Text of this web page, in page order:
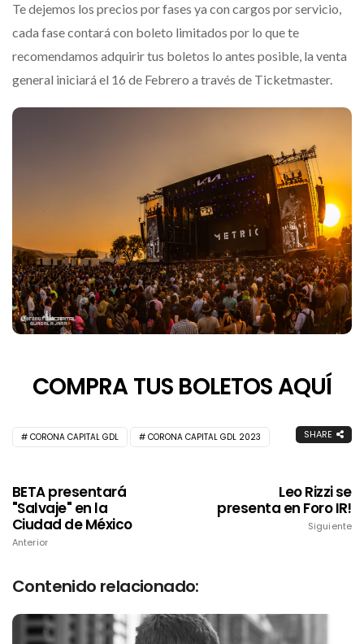
Te dejemos los precios por fases ya con cargos por servicio,
cada fase contará con boleto limitados por lo que te
recomendamos adquirir tus boletos lo antes posible, la venta
general iniciará el 16 de Febrero a través de Ticketmaster.
COMPRA TUS BOLETOS AQUÍ
CORONA CAPITAL GDL CORONA CAPITAL GDL 2023 SHARE
BETA presentará
"Salvaje" en la
Ciudad de México
Anterior
Leo Rizzi se
presenta en Foro IR!
Siguiente
Contenido relacionado: